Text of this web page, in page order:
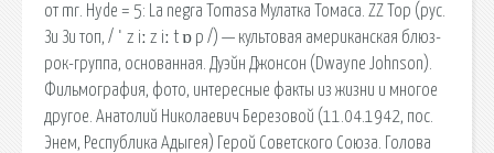
от mr. Hyde = 5: La negra Tomasa Мулатка Томаса. ZZ Top (рус.
Зи Зи топ, / ˈ z iː z iː t ɒ p /) — культовая американская блюз-
рок-группа, основанная. Дуэйн Джонсон (Dwayne Johnson).
Фильмография, фото, интересные факты из жизни и многое
другое. Анатолий Николаевич Березовой (11.04.1942, пос.
Энем, Республика Адыгея) Герой Советского Союза. Голова